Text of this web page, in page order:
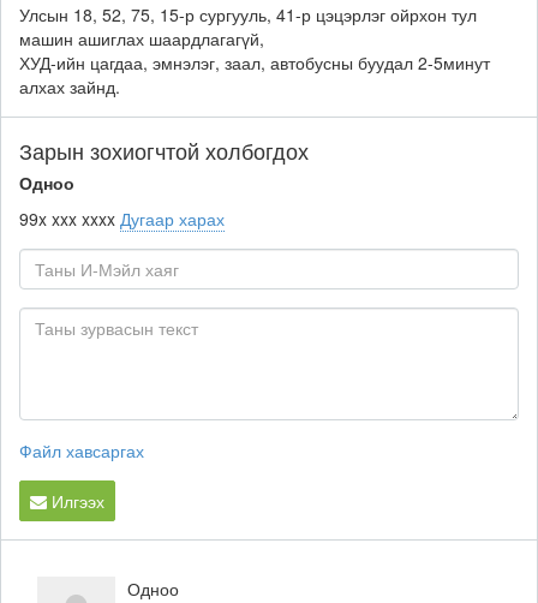
Улсын 18, 52, 75, 15-р сургууль, 41-р цэцэрлэг ойрхон тул
машин ашиглах шаардлагагүй,
ХУД-ийн цагдаа, эмнэлэг, заал, автобусны буудал 2-5минут
алхах зайнд.
Зарын зохиогчтой холбогдох
Одноо
99x xxx xxxx Дугаар харах
Файл хавсаргах
Илгээх
Одноо